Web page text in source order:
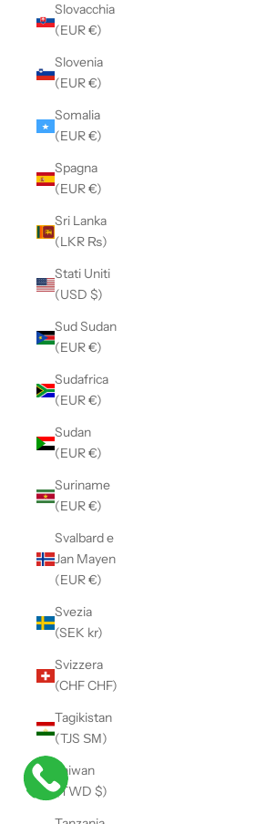
Slovacchia
(EUR €)
Slovenia
(EUR €)
Somalia
(EUR €)
Spagna
(EUR €)
Sri Lanka
(LKR ₨)
Stati Uniti
(USD $)
Sud Sudan
(EUR €)
Sudafrica
(EUR €)
Sudan
(EUR €)
Suriname
(EUR €)
Svalbard e
Jan Mayen
(EUR €)
Svezia
(SEK kr)
Svizzera
(CHF CHF)
Tagikistan
(TJS ЅМ)
Taiwan
(TWD $)